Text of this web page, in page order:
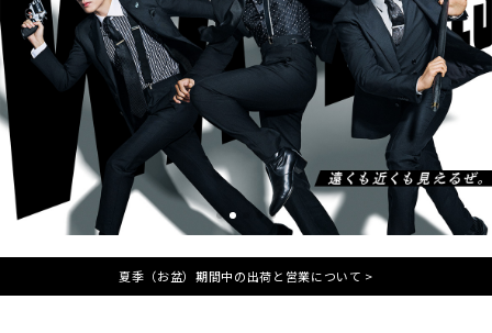
夏季（お盆）期間中の出荷と営業について >